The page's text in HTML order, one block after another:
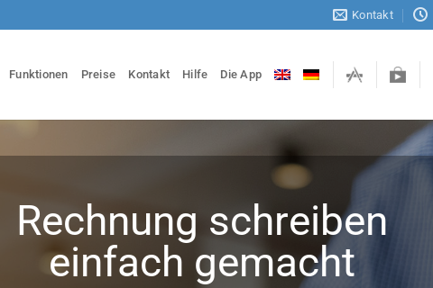
Kontakt
Funktionen Preise Kontakt Hilfe Die App
Rechnung schreiben
einfach gemacht